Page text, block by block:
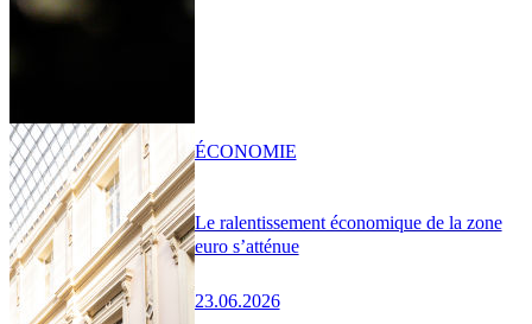
Le ralentissement économique de la zone
euro s’atténue
23.06.2026
ÉCONOMIE